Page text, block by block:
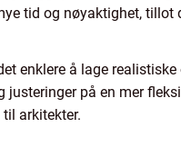
tid og nøyaktighet, tillot
enklere å lage
på en mer
arkitekter.